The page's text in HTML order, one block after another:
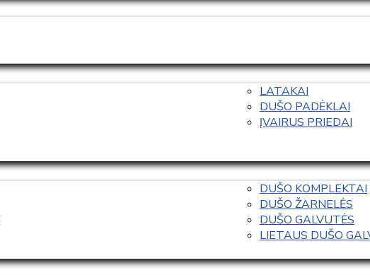
LATAKAI
DUŠO PADĖKLAI
ĮVAIRUS PRIEDAI
DUŠO KOMPLEKTAI
DUŠO ŽARNELĖS
DUŠO GALVUTĖS
LIETAUS DUŠO